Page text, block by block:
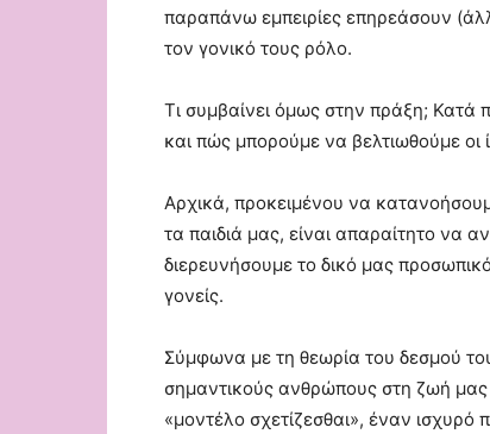
παραπάνω εμπειρίες επηρεάσουν
τον γονικό τους ρόλο.
Τι συμβαίνει όμως στην πράξη;
και πώς μπορούμε να βελτιωθούμε οι
Αρχικά, προκειμένου να
τα παιδιά μας, είναι απαραίτητο να
διερευνήσουμε το δικό μας
γονείς.
Σύμφωνα με τη θεωρία του δεσμού
σημαντικούς ανθρώπους στη ζωή μας
«μοντέλο σχετίζεσθαι», έναν